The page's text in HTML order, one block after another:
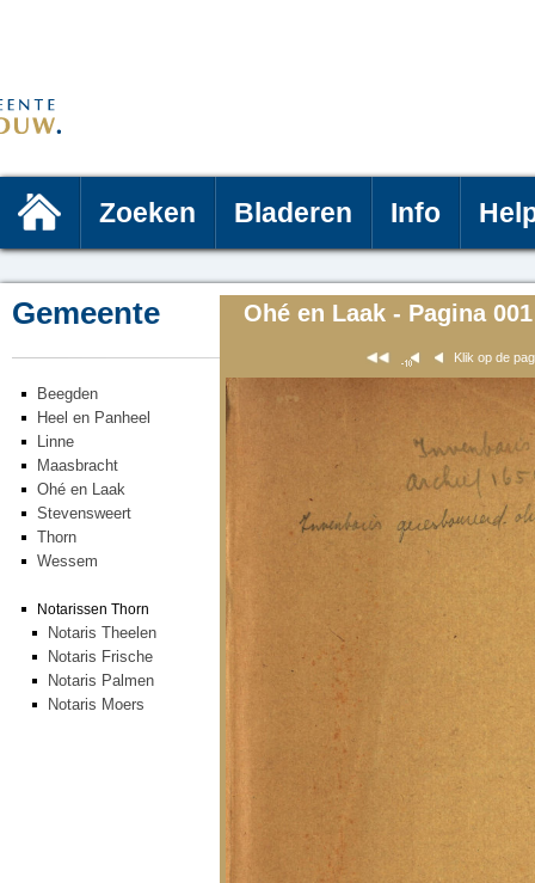
Zoeken Bladeren Info
Gemeente
Beegden
Heel en Panheel
Linne
Maasbracht
Ohé en Laak
Stevensweert
Thorn
Wessem
Notarissen Thorn
Notaris Theelen
Notaris Frische
Notaris Palmen
Notaris Moers
Ohé en Laak - Pagina 001
Klik op de